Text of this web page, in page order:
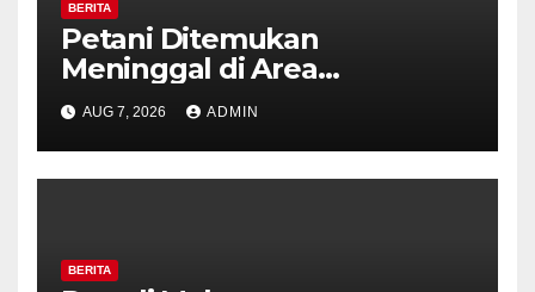
BERITA
Petani Ditemukan
Meninggal di Area
Persawahan Kalibeji, Polisi
Pastikan Tidak Ada Tanda
Kekerasan
AUG 7, 2026 ADMIN
BERITA